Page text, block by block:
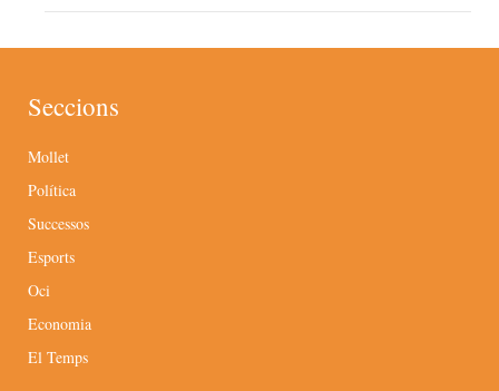
Seccions
Mollet
Política
Successos
Esports
Oci
Economia
El Temps